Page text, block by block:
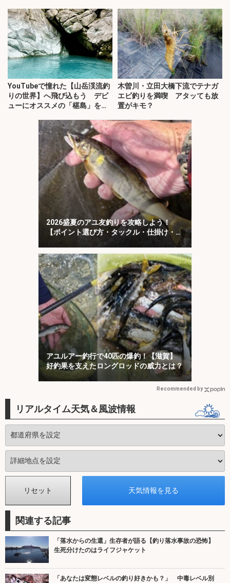
YouTubeで憧れた【山岳渓流釣
りの世界】へ飛び込もう デビ
ューにオススメの「椹島」を紹
木曽川・立田大橋下流でテナガ
エビ釣りを満喫 アタッても放
置がキモ？
2026盛夏のアユ友釣りを攻略しよう！
【ポイント選び方・タックル・仕掛け・釣
アユルアー釣行で40匹の爆釣！【滋賀】
好釣果を支えたロングロッドの威力とは？
Recommended by
リアルタイム天気＆風波情報
関連する記事
「落水からの生還」生存者が語る【釣り落水事故の恐怖】
生死分けたのはライフジャケット
「あなたは変態レベルの釣り好きかも？」 中毒レベル別